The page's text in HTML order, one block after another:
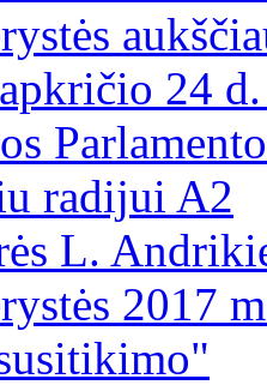
24
radijui A2
L.
2017